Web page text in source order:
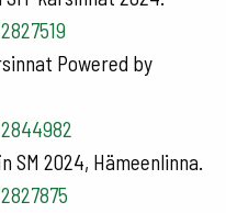
Powered by
SM 2024, Hämeenlinna.